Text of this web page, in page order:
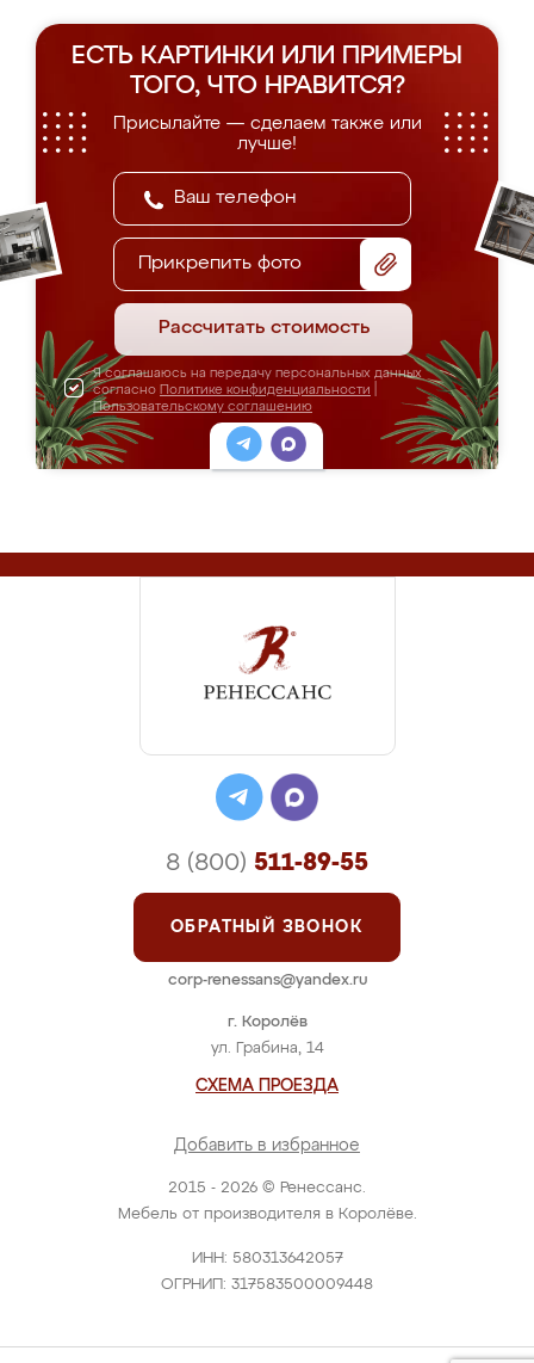
ЕСТЬ КАРТИНКИ ИЛИ ПРИМЕРЫ
ТОГО, ЧТО НРАВИТСЯ?
Присылайте — сделаем также или
лучше!
Прикрепить фото
Рассчитать стоимость
Я соглашаюсь на передачу персональных данных
согласно Политике конфиденциальности
Пользовательскому соглашению
2015 - 2026 © Ренессанс.
Мебель от производителя в Королёве.
ИНН: 580313642057
ОГРНИП: 317583500009448
г. Королёв
ул. Грабина, 14
СХЕМА ПРОЕЗДА
Добавить в избранное
8 (800) 511-89-55
ОБРАТНЫЙ ЗВОНОК
corp-renessans@yandex.ru